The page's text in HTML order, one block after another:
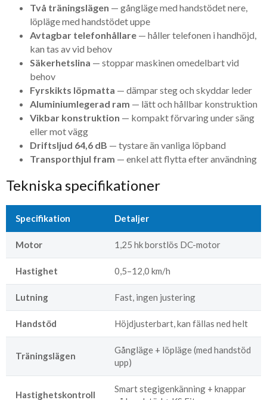
Två träningslägen — gångläge med handstödet nere,
löpläge med handstödet uppe
Avtagbar telefonhållare — håller telefonen i handhöjd,
kan tas av vid behov
Säkerhetslina — stoppar maskinen omedelbart vid
behov
Fyrskikts löpmatta — dämpar steg och skyddar leder
Aluminiumlegerad ram — lätt och hållbar konstruktion
Vikbar konstruktion — kompakt förvaring under säng
eller mot vägg
Driftsljud 64,6 dB — tystare än vanliga löpband
Transporthjul fram — enkel att flytta efter användning
Tekniska specifikationer
Specifikation Detaljer
Motor 1,25 hk borstlös DC-motor
Hastighet 0,5–12,0 km/h
Lutning Fast, ingen justering
Handstöd Höjdjusterbart, kan fällas ned helt
Träningslägen
Gångläge + löpläge (med handstöd
upp)
Hastighetskontroll
Smart stegigenkänning + knappar